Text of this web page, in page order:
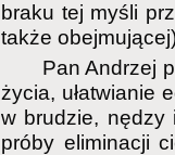
braku tej myśli
także
Pan Andrzej
życia, ułatwianie
w brudzie, nędzy
próby eliminacji